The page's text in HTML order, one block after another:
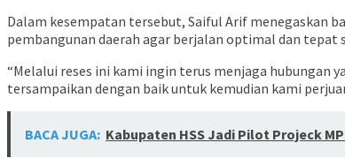
Dalam kesempatan tersebut, Saiful Arif menegaskan
pembangunan daerah agar berjalan optimal dan tepat
“Melalui reses ini kami ingin terus menjaga hubungan
tersampaikan dengan baik untuk kemudian kami
BACA JUGA: Kabupaten HSS Jadi Pilot Projeck